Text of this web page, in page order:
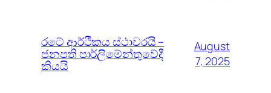
රටේ ආර්ථිකය ස්ථාවරයි –
ජනපති පාර්ලිමේන්තුවේදී
කියයි
August
7, 2025